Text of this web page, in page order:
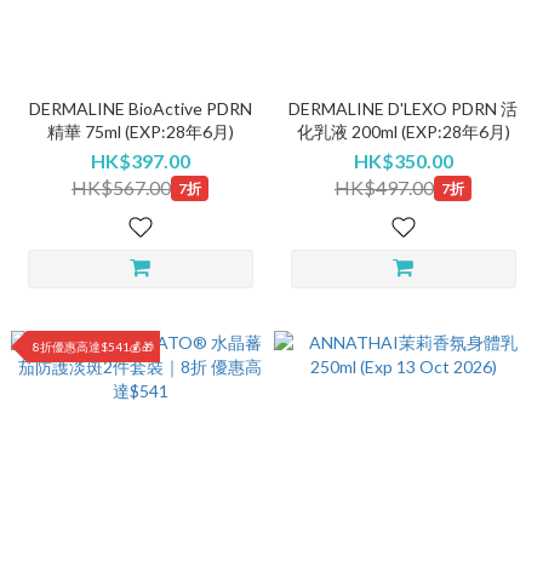
DERMALINE BioActive PDRN
精華 75ml (EXP:28年6月)
HK$397.00
HK$567.00 7折
DERMALINE D'LEXO PDRN 活
化乳液 200ml (EXP:28年6月)
HK$350.00
HK$497.00 7折
8折優惠高達$541💰🎁